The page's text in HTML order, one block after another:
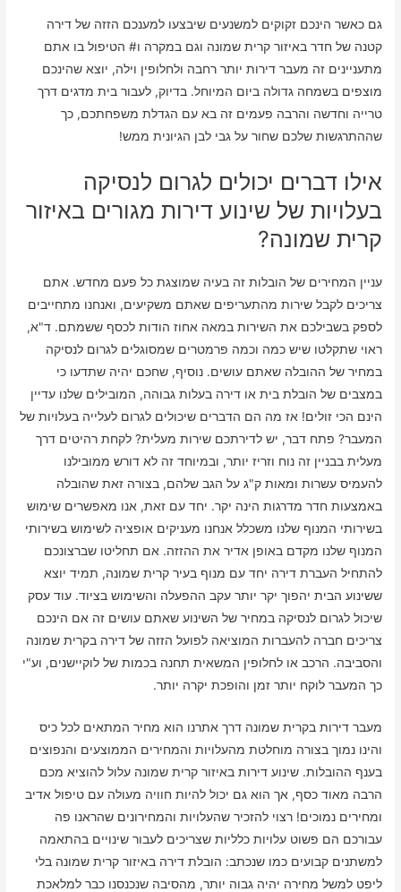
גם כאשר הינכם זקוקים למשנעים שיבצעו למענכם הזזה של דירה
קטנה של חדר באיזור קרית שמונה וגם במקרה ו# הטיפול בו אתם
מתעניינים זה מעבר דירות יותר רחבה ולחלופין וילה, יוצא שהינכם
מוצפים בשמחה גדולה ביום המיוחל. בדיוק, לעבור בית מדגים דרך
טרייה וחדשה והרבה פעמים זה בא עם הגדלת משפחתכם, כך
שההתרגשות שלכם שחור על גבי לבן הגיונית ממש!
אילו דברים יכולים לגרום לנסיקה
בעלויות של שינוע דירות מגורים באיזור
קרית שמונה?
עניין המחירים של הובלות זה בעיה שמוצגת כל פעם מחדש. אתם
צריכים לקבל שירות מהתעריפים שאתם משקיעים, ואנחנו מתחייבים
לספק בשבילכם את השירות במאה אחוז הודות לכסף ששמתם. ד"א,
ראוי שתקלטו שיש כמה וכמה פרמטרים שמסוגלים לגרום לנסיקה
במחיר של ההובלה שאתם עושים. נוסיף, שחכם יהיה שתדעו כי
במצבים של הובלת בית או דירה בעלות גבוהה, המובילים שלנו עדיין
הינם הכי זולים! אז מה הם הדברים שיכולים לגרום לעלייה בעלויות של
המעבר? פתח דבר, יש לדירתכם שירות מעלית? לקחת רהיטים דרך
מעלית בבניין זה נוח וזריז יותר, ובמיוחד זה לא דורש ממובילנו
להעמיס עשרות ומאות ק"ג על הגב שלהם, בצורה זאת שהובלה
באמצעות חדר מדרגות הינה יקר. יחד עם זאת, אנו מאפשרים שימוש
בשירותי המנוף שלנו משכלל אנחנו מעניקים אופציה לשימוש בשירותי
המנוף שלנו מקדם באופן אדיר את ההזזה. אם תחליטו שברצונכם
להתחיל העברת דירה יחד עם מנוף בעיר קרית שמונה, תמיד יוצא
ששינוע הבית יהפוך יקר יותר עקב ההפעלה והשימוש בציוד. עוד עסק
שיכול לגרום לנסיקה במחיר של השינוע שאתם עושים זה אם הינכם
צריכים חברה להעברות המוציאה לפועל הזזה של דירה בקרית שמונה
והסביבה. הרכב או לחלופין המשאית תחנה בכמות של לוקיישנים, וע"י
כך המעבר לוקח יותר זמן והופכת יקרה יותר.
מעבר דירות בקרית שמונה דרך אתרנו הוא מחיר המתאים לכל כיס
והינו נמוך בצורה מוחלטת מהעלויות והמחירים הממוצעים והנפוצים
בענף ההובלות. שינוע דירות באיזור קרית שמונה עלול להוציא מכם
הרבה מאוד כסף, אך הוא גם יכול להיות חוויה מעולה עם טיפול אדיב
ומחירים נמוכים! רצוי להזכיר שהעלויות והמחירונים שהראנו פה
עבורכם הם פשוט עלויות כלליות שצריכים לעבור שינויים בהתאמה
למשתנים קבועים כמו שנכתב: הובלת דירה באיזור קרית שמונה בלי
ליפט למשל מחירה יהיה גבוה יותר, מהסיבה שנכנסנו כבר למלאכת